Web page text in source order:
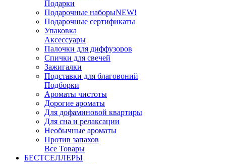
Подарки
Подарочные наборыNEW!
Подарочные сертификаты
Упаковка
Аксессуары
Палочки для диффузоров
Спички для свечей
Зажигалки
Подставки для благовоний
Подборки
Ароматы чистоты
Дорогие ароматы
Для дофаминовой квартиры
Для сна и релаксации
Необычные ароматы
Против запахов
Все Товары
БЕСТСЕЛЛЕРЫ